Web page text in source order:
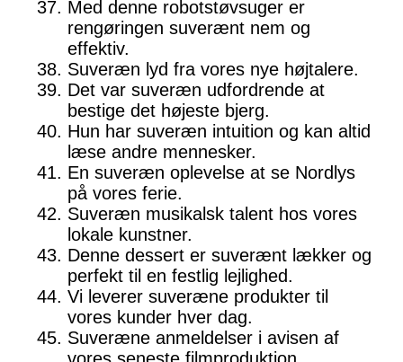
Med denne robotstøvsuger er
rengøringen suverænt nem og
effektiv.
Suveræn lyd fra vores nye højtalere.
Det var suveræn udfordrende at
bestige det højeste bjerg.
Hun har suveræn intuition og kan altid
læse andre mennesker.
En suveræn oplevelse at se Nordlys
på vores ferie.
Suveræn musikalsk talent hos vores
lokale kunstner.
Denne dessert er suverænt lækker og
perfekt til en festlig lejlighed.
Vi leverer suveræne produkter til
vores kunder hver dag.
Suveræne anmeldelser i avisen af